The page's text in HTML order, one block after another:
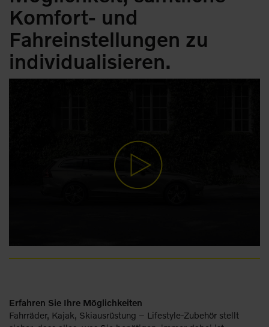
Komfort- und
Fahreinstellungen zu
individualisieren.
Erfahren Sie Ihre Möglichkeiten
Fahrräder, Kajak, Skiausrüstung – Lifestyle-Zubehör stellt